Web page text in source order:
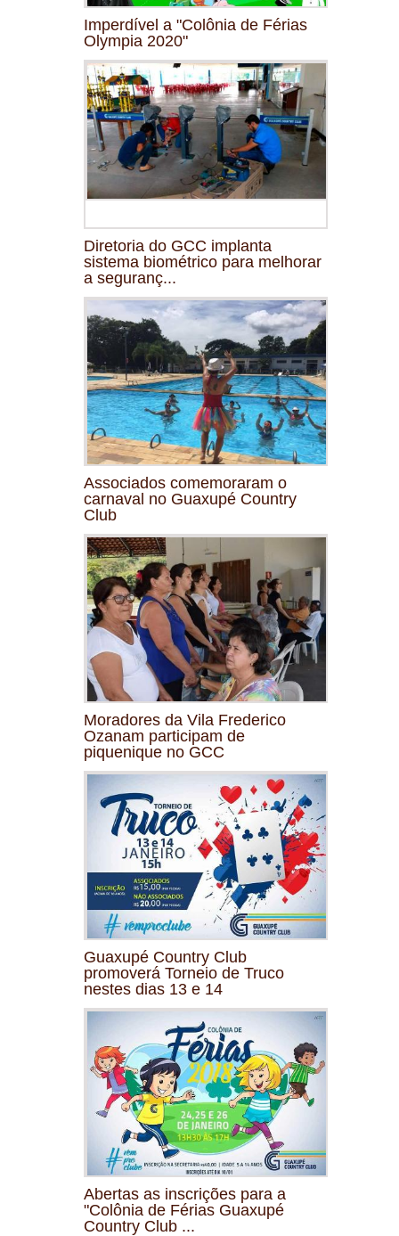
Imperdível a "Colônia de Férias
Olympia 2020"
Diretoria do GCC implanta
sistema biométrico para melhorar
a seguranç...
Associados comemoraram o
carnaval no Guaxupé Country
Club
Moradores da Vila Frederico
Ozanam participam de
piquenique no GCC
Guaxupé Country Club
promoverá Torneio de Truco
nestes dias 13 e 14
Abertas as inscrições para a
"Colônia de Férias Guaxupé
Country Club ...